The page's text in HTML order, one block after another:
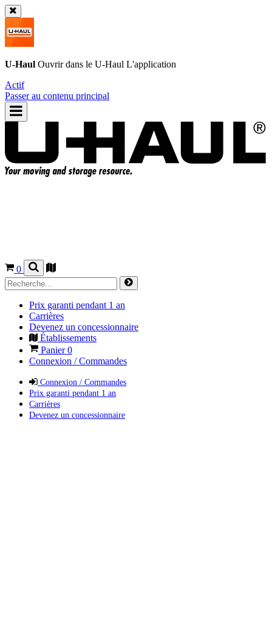
U-Haul Ouvrir dans le U-Haul L'application
Actif
Passer au contenu principal
0
Prix garanti pendant 1 an
Carrières
Devenez un concessionnaire
Établissements
Panier0
Connexion / Commandes
Connexion / Commandes
Prix garanti pendant 1 an
Carrières
Devenez un concessionnaire